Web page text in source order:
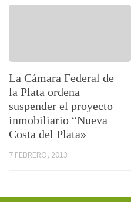
La Cámara Federal de
la Plata ordena
suspender el proyecto
inmobiliario “Nueva
Costa del Plata»
7 FEBRERO, 2013